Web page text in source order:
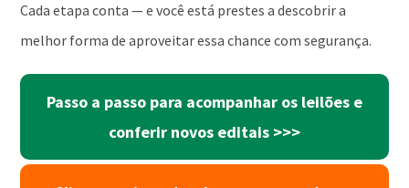
Cada etapa conta — e você está prestes a descobrir a
melhor forma de aproveitar essa chance com segurança.
Passo a passo para acompanhar os leilões e
conferir novos editais >>>